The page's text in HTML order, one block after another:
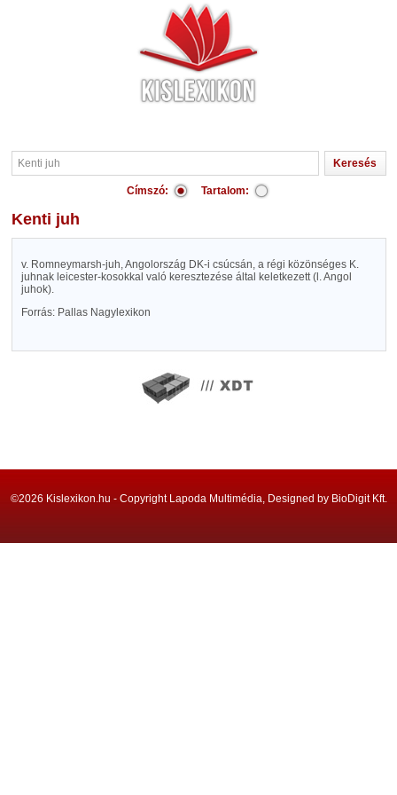
Címszó: Tartalom:
Kenti juh
v. Romneymarsh-juh, Angolország DK-i csúcsán, a régi közönséges K.
juhnak leicester-kosokkal való keresztezése által keletkezett (l. Angol
juhok).
Forrás: Pallas Nagylexikon
©2026 Kislexikon.hu - Copyright Lapoda Multimédia, Designed by BioDigit Kft.